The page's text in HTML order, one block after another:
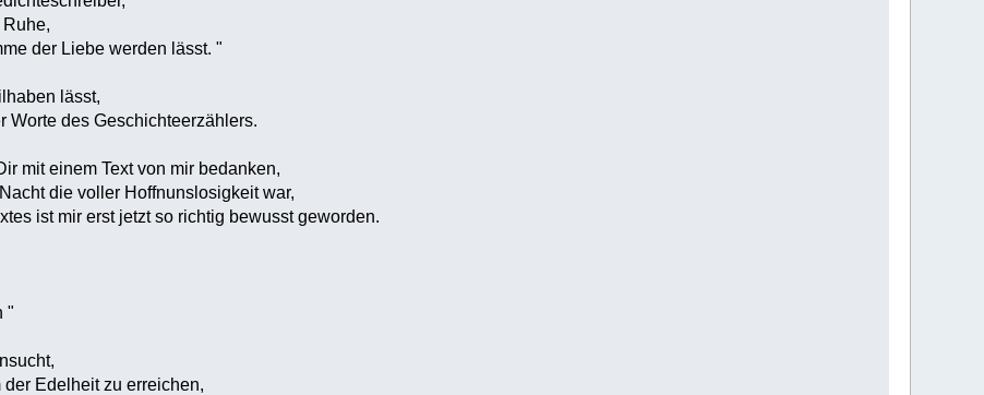
der Liebe werden lässt. "
lässt,
Worte des Geschichteerzählers.
mit einem Text von mir bedanken,
die voller Hoffnunslosigkeit war,
ist mir erst jetzt so richtig bewusst geworden.
"
Edelheit zu erreichen,